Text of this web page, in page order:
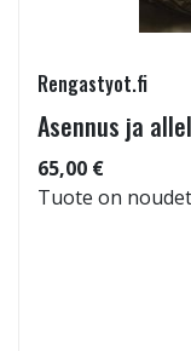
Rengastyot.fi
Asennus ja
65,00 €
Tuote on